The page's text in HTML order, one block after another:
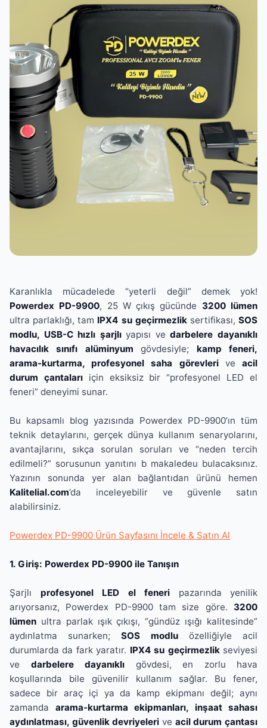
Karanlıkla mücadelede “yeterli değil” demek yok!
Powerdex PD-9900, 25 W çıkış gücünde 3200 lümen
ultra parlaklığı, tam IPX4 su geçirmezliksertifikası,SOS
modlu, USB-C hızlı şarjlıyapısı vedarbelere dayanıklı
havacılık sınıfı alüminyum gövdesiyle; kamp feneri,
arama-kurtarma, profesyonel saha görevleriveacil
durum çantalarıiçin eksiksiz bir “profesyonel LED el
feneri” deneyimi sunar.
Bu kapsamlı blog yazısında Powerdex PD-9900’ın tüm
teknik detaylarını, gerçek dünya kullanım senaryolarını,
avantajlarını, sıkça sorulan soruları ve “neden tercih
edilmeli?” sorusunun yanıtını b makaledeu bulacaksınız.
Yazının sonunda yer alan bağlantıdan ürünü hemen
Kalitelial.com’da inceleyebilir ve güvenle satın
alabilirsiniz.
Powerdex PD-9900 Ürün Sayfasını İncele & Satın Al
1. Giriş: Powerdex PD-9900 ile Tanışın
Şarjlı profesyonel LED el feneri pazarında yenilik
arıyorsanız, Powerdex PD-9900 tam size göre. 3200
lümen ultra parlak ışık çıkışı, “gündüz ışığı kalitesinde”
aydınlatma sunarken; SOS modlu özelliğiyle acil
durumlarda da fark yaratır. IPX4 su geçirmezlikseviyesi
ve darbelere dayanıklı gövdesi, en zorlu hava
koşullarında bile güvenilir kullanım sağlar. Bu fener,
sadece bir araç içi ya da kamp ekipmanı değil; aynı
zamanda arama-kurtarma ekipmanları, inşaat sahası
aydınlatması, güvenlik devriyeleri ve acil durum çantası